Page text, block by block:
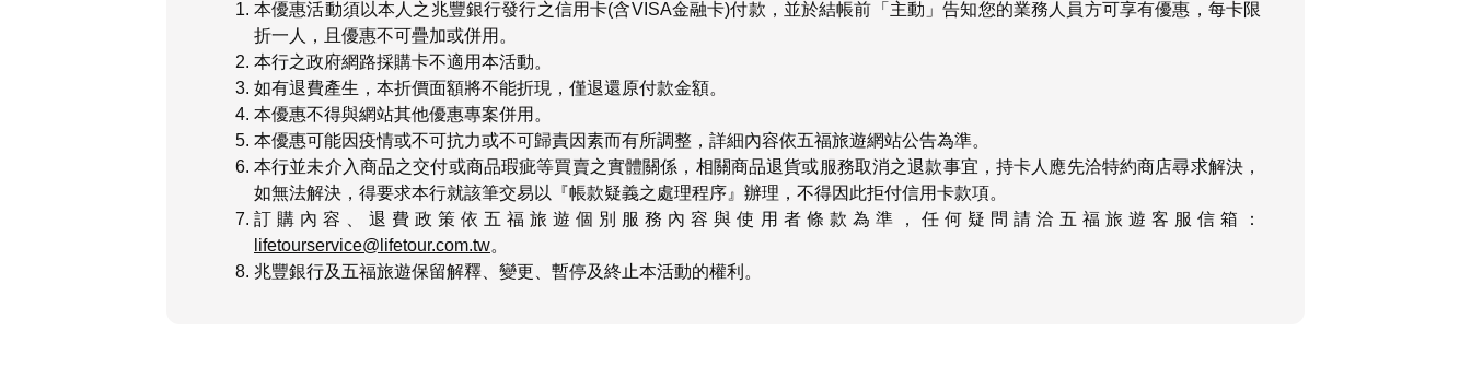
本優惠活動須以本人之兆豐銀行發行之信用卡(含VISA金融卡)付款，並於結帳前「主動」告知您的業務人員方可享有優惠，每卡限
折一人，且優惠不可疊加或併用。
本行之政府網路採購卡不適用本活動。
如有退費產生，本折價面額將不能折現，僅退還原付款金額。
本優惠不得與網站其他優惠專案併用。
本優惠可能因疫情或不可抗力或不可歸責因素而有所調整，詳細內容依五福旅遊網站公告為準。
本行並未介入商品之交付或商品瑕疵等買賣之實體關係，相關商品退貨或服務取消之退款事宜，持卡人應先洽特約商店尋求解決，
如無法解決，得要求本行就該筆交易以『帳款疑義之處理程序』辦理，不得因此拒付信用卡款項。
訂購內容、退費政策依五福旅遊個別服務內容與使用者條款為準，任何疑問請洽五福旅遊客服信箱：
lifetourservice@lifetour.com.tw。
兆豐銀行及五福旅遊保留解釋、變更、暫停及終止本活動的權利。